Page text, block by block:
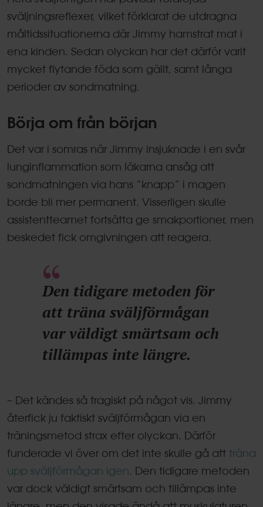
sväljningsreflexer, vilket förklarat de utdragna
måltidssituationerna där Jimmy hamstrat mat i
ena kinden. Sedan olyckan har det därför varit
mycket flytande föda som gällt, samt långa
perioder av sondmatning.
Börja om från början
Det var i somras när Jimmy insjuknade i en svår
lunginflammation som läkarna ansåg att
sondmatningen via hans ”knapp” i magen
borde bli mer permanent. Visserligen skulle
assistentteamet fortsätta ge smakportioner, men
beskedet fick omgivningen att reagera.
Den tidigare metoden för
att träna sväljförmågan
var väldigt smärtsam och
tillämpas inte längre.
– Det kändes så tragiskt på något vis. Jimmy
återfick ju faktiskt sväljförmågan via en
träningsmetod strax efter olyckan. Därför
funderade vi över om det inte skulle gå att träna
upp sväljförmågan igen. Den tidigare metoden
var dock väldigt smärtsam och tillämpas inte